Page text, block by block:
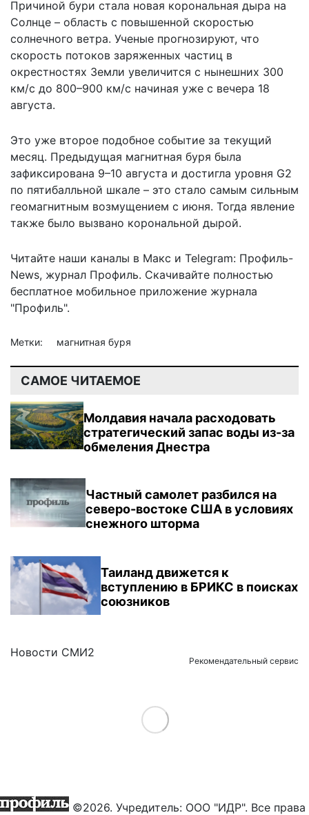
Причиной бури стала новая корональная дыра на
Солнце – область с повышенной скоростью
солнечного ветра. Ученые прогнозируют, что
скорость потоков заряженных частиц в
окрестностях Земли увеличится с нынешних 300
км/с до 800–900 км/с начиная уже с вечера 18
августа.
Это уже второе подобное событие за текущий
месяц. Предыдущая магнитная буря была
зафиксирована 9–10 августа и достигла уровня G2
по пятибалльной шкале – это стало самым сильным
геомагнитным возмущением с июня. Тогда явление
также было вызвано корональной дырой.
Читайте наши каналы в Макс и Telegram: Профиль-
News, журнал Профиль. Скачивайте полностью
бесплатное мобильное приложение журнала
"Профиль".
Метки: магнитная буря
САМОЕ ЧИТАЕМОЕ
Молдавия начала расходовать
стратегический запас воды из-за
обмеления Днестра
Частный самолет разбился на
северо-востоке США в условиях
снежного шторма
Таиланд движется к
вступлению в БРИКС в поисках
союзников
Новости СМИ2
Рекомендательный сервис
Load More
©2026. Учредитель: ООО "ИДР". Все права